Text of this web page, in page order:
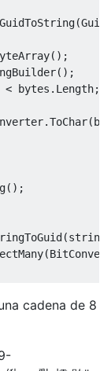
GuidToString(Guid
bytes.Length;
(string
cadena de 8